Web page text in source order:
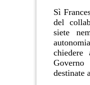
Sì
del
siete
destinate